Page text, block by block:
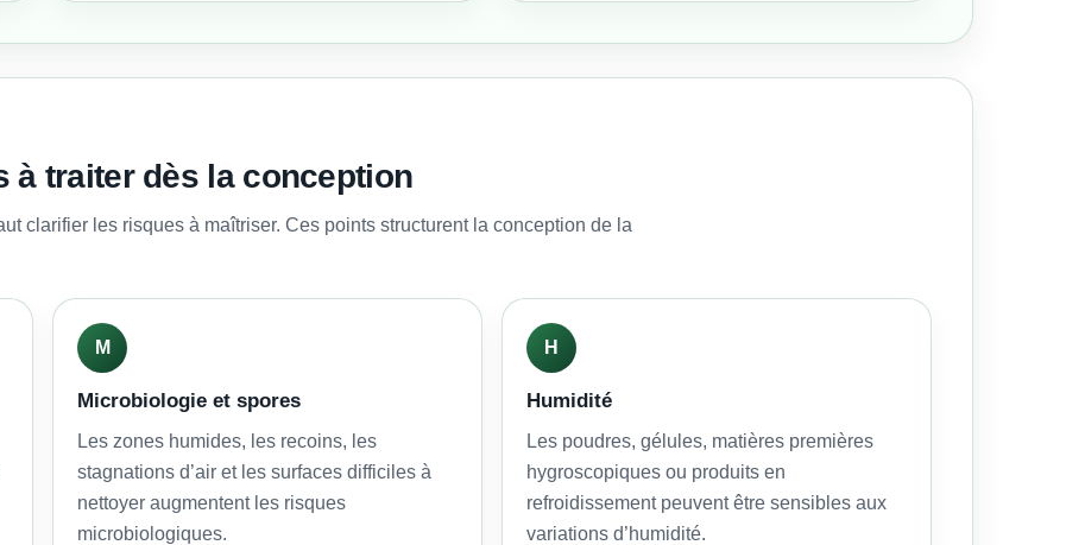
à traiter dès la conception
clarifier les risques à maîtriser. Ces points structurent la conception de la
M
Microbiologie et spores
Les zones humides, les recoins, les
stagnations d’air et les surfaces difficiles à
nettoyer augmentent les risques
microbiologiques.
H
Humidité
Les poudres, gélules, matières premières
hygroscopiques ou produits en
refroidissement peuvent être sensibles aux
variations d’humidité.